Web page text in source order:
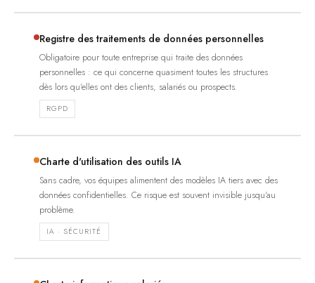
Registre des traitements de données personnelles
Obligatoire pour toute entreprise qui traite des données
personnelles : ce qui concerne quasiment toutes les structures
dès lors qu'elles ont des clients, salariés ou prospects.
RGPD
Charte d'utilisation des outils IA
Sans cadre, vos équipes alimentent des modèles IA tiers avec des
données confidentielles. Ce risque est souvent invisible jusqu'au
problème.
IA · SÉCURITÉ